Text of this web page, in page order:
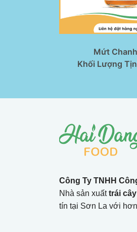
Mứt
Khối Lượng
Công Ty TNHH
Nhà sản xuấttrái
tín tại Sơn La với